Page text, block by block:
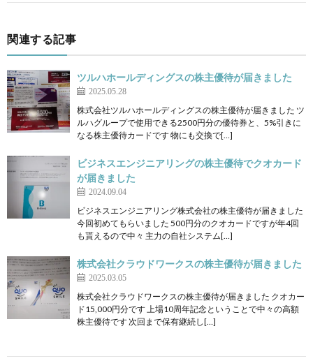
関連する記事
ツルハホールディングスの株主優待が届きました
2025.05.28
株式会社ツルハホールディングスの株主優待が届きました ツ
ルハグループで使用できる2500円分の優待券と、5%引きに
なる株主優待カードです 物にも交換で[…]
ビジネスエンジニアリングの株主優待でクオカード
が届きました
2024.09.04
ビジネスエンジニアリング株式会社の株主優待が届きました
今回初めてもらいました 500円分のクオカードですが年4回
も貰えるので中々 主力の自社システム[…]
株式会社クラウドワークスの株主優待が届きました
2025.03.05
株式会社クラウドワークスの株主優待が届きました クオカー
ド15,000円分です 上場10周年記念ということで中々の高額
株主優待です 次回まで保有継続し[…]